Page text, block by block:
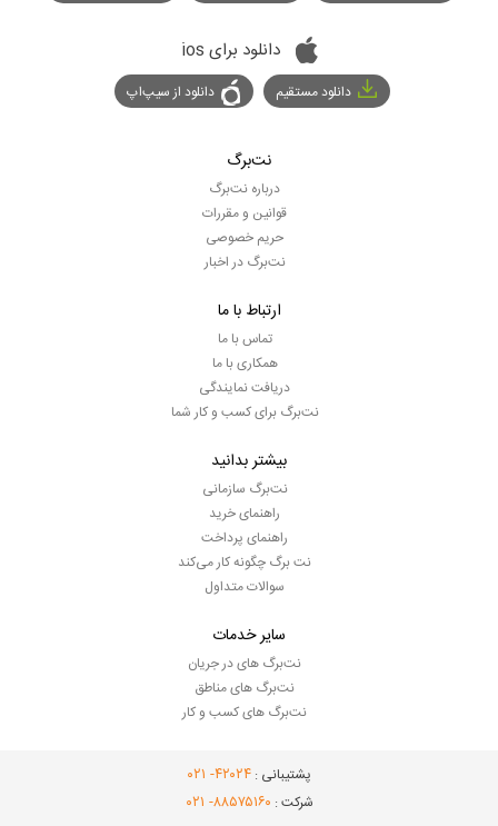
دانلود برای ios
دانلود مستقیم دانلود از سیپ‌اپ
نت‌برگ
درباره نت‌برگ
قوانین و مقررات
حریم خصوصی
نت‌برگ در اخبار
ارتباط با ما
تماس با ما
همکاری با ما
دریافت نمایندگی
نت‌برگ برای کسب و کار شما
بیشتر بدانید
نت‌برگ سازمانی
راهنمای خرید
راهنمای پرداخت
نت برگ چگونه کار می‌کند
سوالات متداول
سایر خدمات
نت‌برگ های در جریان
نت‌برگ های مناطق
نت‌برگ های کسب و کار
پشتیبانی : ۴۲۰۲۴- ۰۲۱
شرکت : ۸۸۵۷۵۱۶۰- ۰۲۱